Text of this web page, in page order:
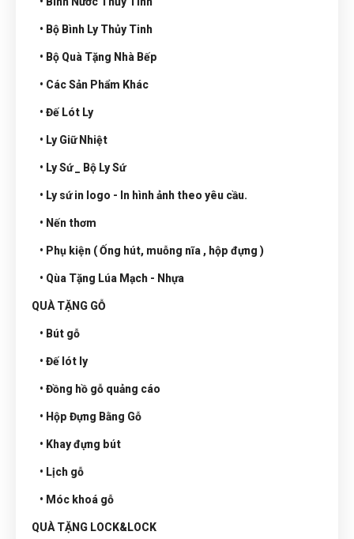
• Bộ Bình Ly Thủy Tinh
• Bộ Quà Tặng Nhà Bếp
• Các Sản Phẩm Khác
• Đế Lót Ly
• Ly Giữ Nhiệt
• Ly Sứ _ Bộ Ly Sứ
• Ly sứ in logo - In hình ảnh theo yêu cầu.
• Nến thơm
• Phụ kiện ( Ống hút, muỗng nĩa , hộp đựng )
• Qùa Tặng Lúa Mạch - Nhựa
QUÀ TẶNG GỖ
• Bút gỗ
• Đế lót ly
• Đồng hồ gỗ quảng cáo
• Hộp Đựng Bằng Gỗ
• Khay đựng bút
• Lịch gỗ
• Móc khoá gỗ
QUÀ TẶNG LOCK&LOCK